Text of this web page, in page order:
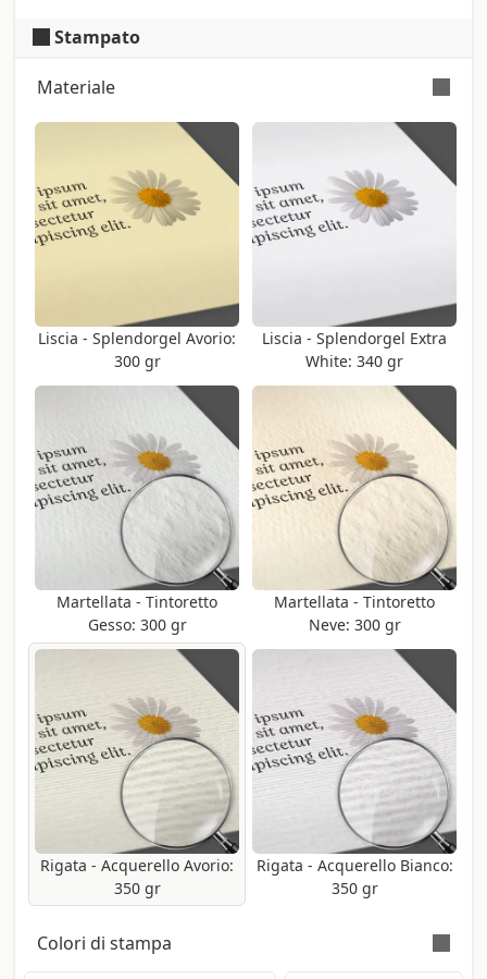
Stampato
Materiale
Liscia - Splendorgel Avorio:
300 gr
Liscia - Splendorgel Extra
White: 340 gr
Martellata - Tintoretto
Gesso: 300 gr
Martellata - Tintoretto
Neve: 300 gr
Rigata - Acquerello Avorio:
350 gr
Rigata - Acquerello Bianco:
350 gr
Colore: Avorio (Iso: 40) - Tatto: Ruvido -
Certificazione: Fsc
Superficie: goffrata con righe parallele.
L'orientamento delle righe orizzontale o
verticale può variare secondo le esigenze
Colori di stampa